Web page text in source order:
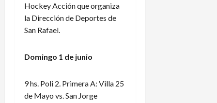
Hockey Acción que organiza
la Dirección de Deportes de
San Rafael.
Domingo 1 de junio
9 hs. Poli 2. Primera A: Villa 25
de Mayo vs. San Jorge